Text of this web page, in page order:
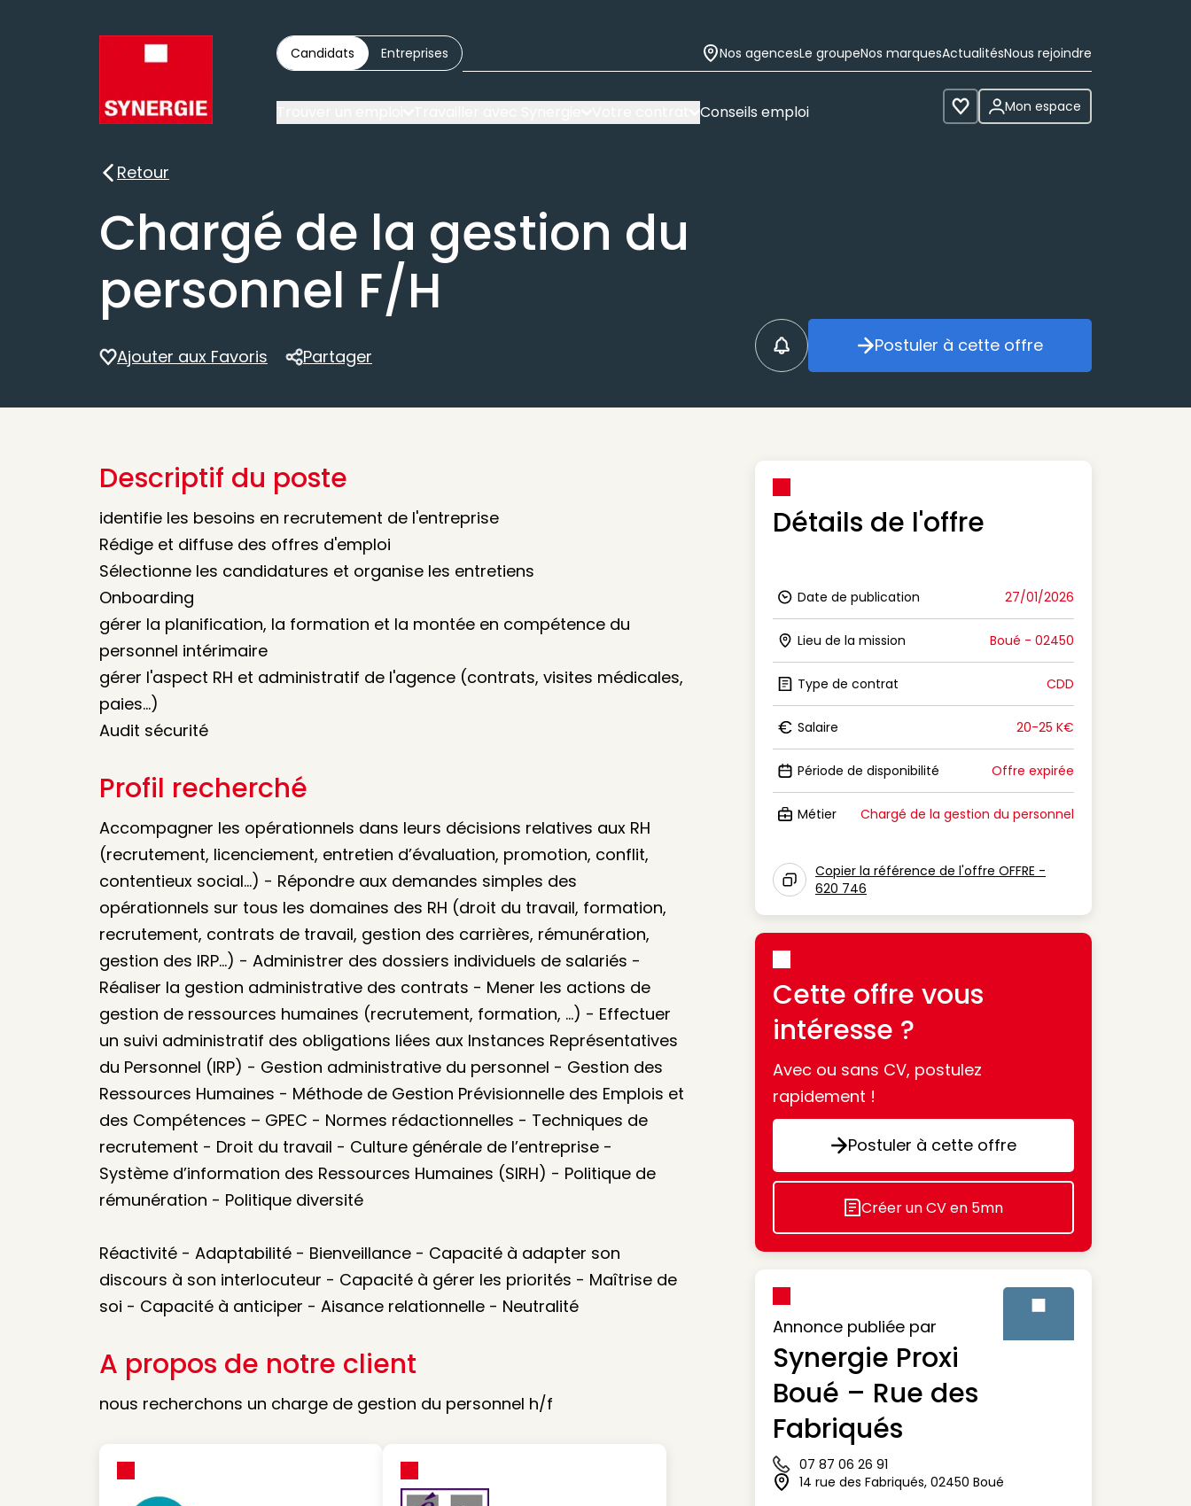
Candidats Entreprises Nos agencesLe groupeNos marquesActualitésNous rejoindre
Conseils emploi Voir les favoris
Mon espace
Retour
Retour
Chargé de la gestion du
personnel F/H
Ajouter aux Favoris
Partager
Partager Créer mon alerte Postuler à cette offre
Postuler à cette offre
Descriptif du poste
identifie les besoins en recrutement de l'entreprise
Rédige et diffuse des offres d'emploi
Sélectionne les candidatures et organise les entretiens
Onboarding
gérer la planification, la formation et la montée en compétence du
personnel intérimaire
gérer l'aspect RH et administratif de l'agence (contrats, visites médicales,
paies...)
Audit sécurité
Profil recherché
Accompagner les opérationnels dans leurs décisions relatives aux RH
(recrutement, licenciement, entretien d’évaluation, promotion, conflit,
contentieux social...) - Répondre aux demandes simples des
opérationnels sur tous les domaines des RH (droit du travail, formation,
recrutement, contrats de travail, gestion des carrières, rémunération,
gestion des IRP...) - Administrer des dossiers individuels de salariés -
Réaliser la gestion administrative des contrats - Mener les actions de
gestion de ressources humaines (recrutement, formation, ...) - Effectuer
un suivi administratif des obligations liées aux Instances Représentatives
du Personnel (IRP) - Gestion administrative du personnel - Gestion des
Ressources Humaines - Méthode de Gestion Prévisionnelle des Emplois et
des Compétences – GPEC - Normes rédactionnelles - Techniques de
recrutement - Droit du travail - Culture générale de l’entreprise -
Système d’information des Ressources Humaines (SIRH) - Politique de
rémunération - Politique diversité
Réactivité - Adaptabilité - Bienveillance - Capacité à adapter son
discours à son interlocuteur - Capacité à gérer les priorités - Maîtrise de
soi - Capacité à anticiper - Aisance relationnelle - Neutralité
A propos de notre client
nous recherchons un charge de gestion du personnel h/f
Détails de l'offre
Icon Date de publication
Date de publication 27/01/2026
Icon Lieu de la mission
Lieu de la mission Boué - 02450
Icon Type de contrat
Type de contrat CDD
Icon Salaire
Salaire 20-25 K€
Icon Période de disponibilité
Période de disponibilité Offre expirée
Métier Chargé de la gestion du personnel
Icon copy to clipboard
Copier la référence de l'offre OFFRE -
620 746
Cette offre vous
intéresse ?
Avec ou sans CV, postulez
rapidement !
Postuler à cette offre
Postuler à cette offre
Icon decorative
Créer un CV en 5mn
Annonce publiée par
Synergie Proxi
Boué – Rue des
Fabriqués
Icône téléphone
07 87 06 26 91
Icône adresse
14 rue des Fabriqués, 02450 Boué